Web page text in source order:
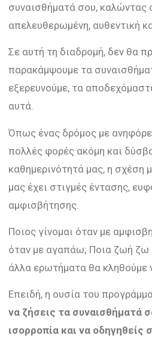
συναισθήματά σου, καλώντας
απελευθερωμένη, αυθεντική
Σε αυτή τη διαδρομή, δεν θα
παρακάμψουμε τα
εξερευνούμε, τα
αυτά.
Όπως ένας δρόμος με
πολλές φορές ακόμη και
καθημερινότητά μας, η σχέση
μας έχει στιγμές έντασης,
αμφισβήτησης.
Ποιος γίνομαι όταν με
όταν με αγαπάω; Ποια ζωή ζω
άλλα ερωτήματα θα κληθούμε
Επειδή, η ουσία του
να ζήσεις τα συναισθήματά
ισορροπία και να οδηγηθείς